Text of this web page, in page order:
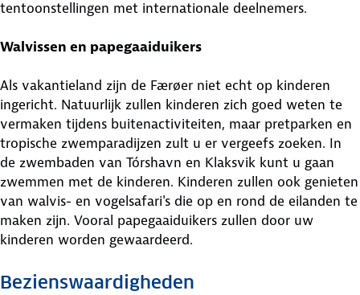
tentoonstellingen met internationale deelnemers.
Walvissen en papegaaiduikers
Als vakantieland zijn de Færøer niet echt op kinderen
ingericht. Natuurlijk zullen kinderen zich goed weten te
vermaken tijdens buitenactiviteiten, maar pretparken en
tropische zwemparadijzen zult u er vergeefs zoeken. In
de zwembaden van Tórshavn en Klaksvik kunt u gaan
zwemmen met de kinderen. Kinderen zullen ook genieten
van walvis- en vogelsafari's die op en rond de eilanden te
maken zijn. Vooral papegaaiduikers zullen door uw
kinderen worden gewaardeerd.
Bezienswaardigheden